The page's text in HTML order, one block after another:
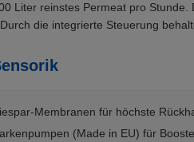
Liter reinstes Permeat pro
die integrierte Steuerung
Membranen für höchste
(Made in EU) für